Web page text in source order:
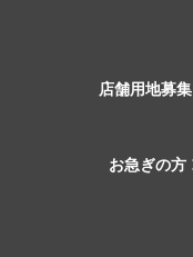
店舗用地募集
お急ぎの方